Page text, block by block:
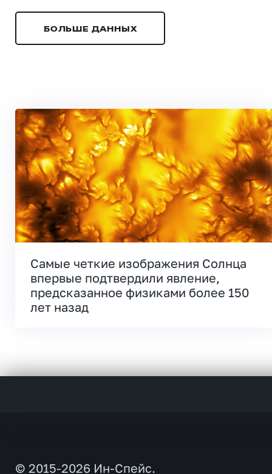
БОЛЬШЕ ДАННЫХ
Самые четкие изображения Солнца
впервые подтвердили явление,
предсказанное физиками более 150
лет назад
© 2015-2026 Ин-Спейс.